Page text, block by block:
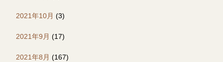
2021年10月 (3)
2021年9月 (17)
2021年8月 (167)